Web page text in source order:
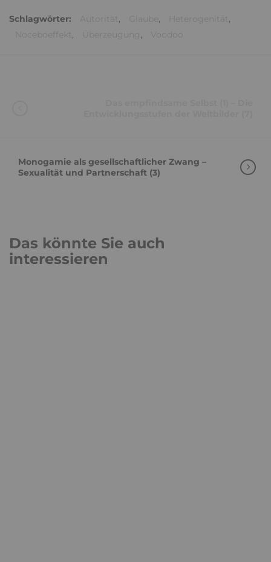
Schlagwörter: , ,
,
, ,
Monogamie als gesellschaftlicher Zwang –
Sexualität und Partnerschaft (3)
Das könnte Sie auch
interessieren